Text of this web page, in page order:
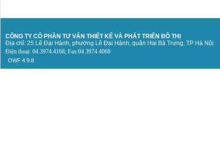
CÔNG TY CỔ PHẦN TƯ VẤN THIẾT KẾ VÀ PHÁT TRIỂN ĐÔ THỊ
Địa chỉ: 25 Lê Đại Hành, phường Lê Đại Hành, quận Hai Bà Trưng, TP Hà Nội
Điện thoại: 04.3974.4168; Fax:04.3974.4068
OWF 4.9.8